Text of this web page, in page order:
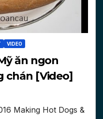
VIDEO
ăn ngon
chán [Video]
Making Hot Dogs &